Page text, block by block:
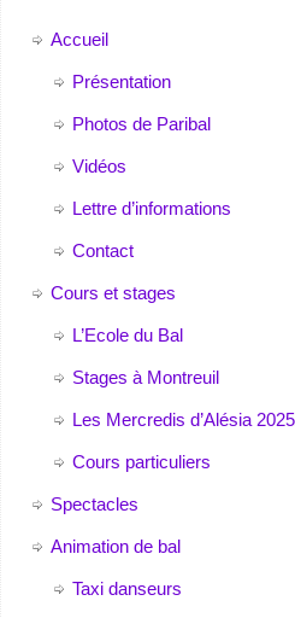
Accueil
Présentation
Photos de Paribal
Vidéos
Lettre d’informations
Contact
Cours et stages
L’Ecole du Bal
Stages à Montreuil
Les Mercredis d’Alésia
Cours particuliers
Spectacles
Animation de bal
Taxi danseurs